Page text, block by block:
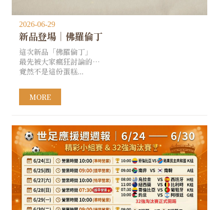
2026-06-29
新品登場｜佛羅倫丁
這次新品「佛羅倫丁」
最先被大家瘋狂討論的…
竟然不是這份蛋糕...
MORE